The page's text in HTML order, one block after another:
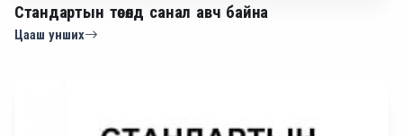
Стандартын төсөлд санал авч байна
Цааш унших